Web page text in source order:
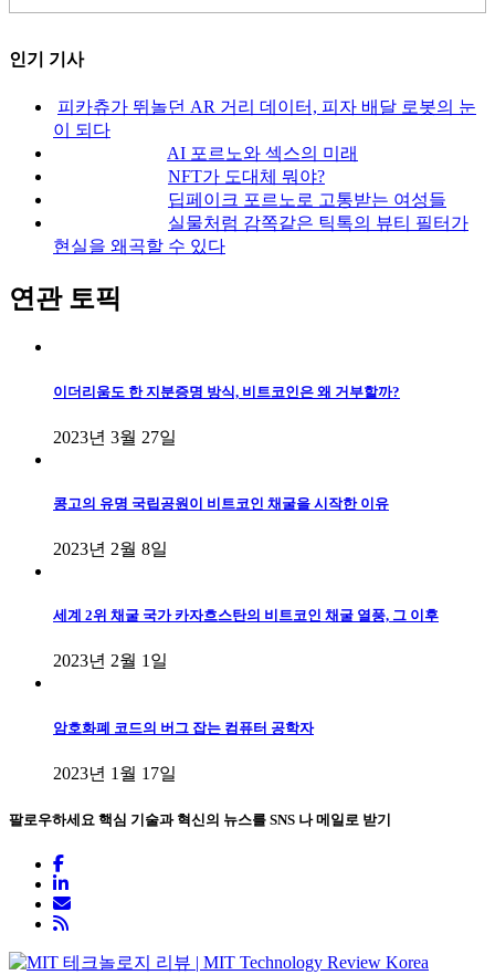
인기 기사
피카츄가 뛰놀던 AR 거리 데이터, 피자 배달 로봇의 눈
이 되다
AI 포르노와 섹스의 미래
NFT가 도대체 뭐야?
딥페이크 포르노로 고통받는 여성들
실물처럼 감쪽같은 틱톡의 뷰티 필터가
현실을 왜곡할 수 있다
연관 토픽
이더리움도 한 지분증명 방식, 비트코인은 왜 거부할까?
2023년 3월 27일
콩고의 유명 국립공원이 비트코인 채굴을 시작한 이유
2023년 2월 8일
세계 2위 채굴 국가 카자흐스탄의 비트코인 채굴 열풍, 그 이후
2023년 2월 1일
암호화폐 코드의 버그 잡는 컴퓨터 공학자
2023년 1월 17일
팔로우하세요 핵심 기술과 혁신의 뉴스를 SNS 나 메일로 받기